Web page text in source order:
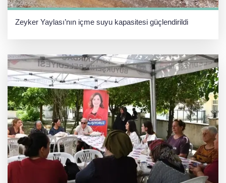
Zeyker Yaylası’nın içme suyu kapasitesi güçlendirildi